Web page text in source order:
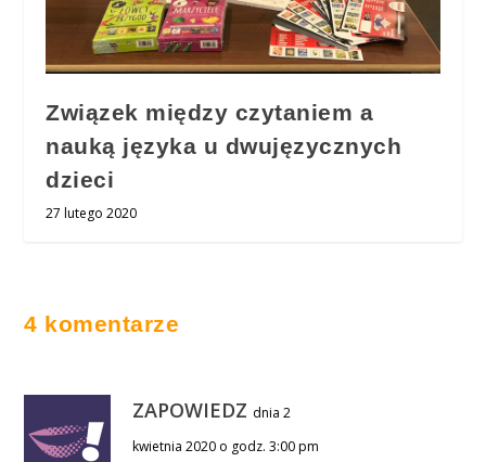
Związek między czytaniem a
nauką języka u dwujęzycznych
dzieci
27 lutego 2020
4 komentarze
ZAPOWIEDZ dnia 2
kwietnia 2020 o godz. 3:00 pm